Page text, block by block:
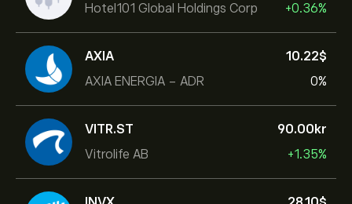
Hotel101 Global Holdings Corp
+0.36%
AXIA
AXIA ENERGIA - ADR
10.22‎$‎
0%
VITR.ST
Vitrolife AB
90.00‎kr‎
+1.35%